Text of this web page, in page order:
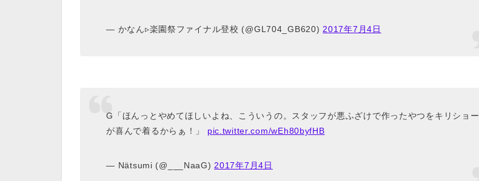
— かなん▹楽園祭ファイナル登校 (@GL704_GB620) 2017年7月4日
G「ほんっとやめてほしいよね、こういうの。スタッフが悪ふざけで作ったやつをキリショー
が喜んで着るからぁ！」 pic.twitter.com/wEh80byfHB
— Nätsumi (@___NaaG)2017年7月4日